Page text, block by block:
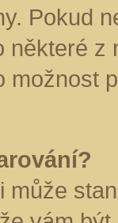
Pokud
některé z
možnost
může